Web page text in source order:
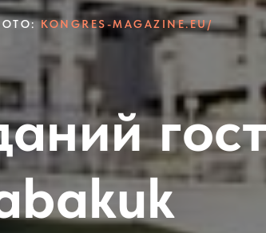
KONGRES-MAGAZINE.EU/